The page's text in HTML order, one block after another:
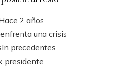
Hace 2 años
una crisis
precedentes
presidente